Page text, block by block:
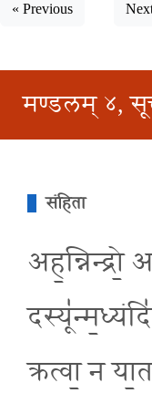
« Previous
मण्डलम् ४,
संहिता
अह॒न्निन्द्रो॒
क्रत्वा॒ न